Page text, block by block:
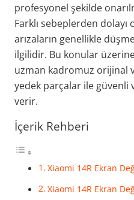
profesyonel şekilde
Farklı sebeplerden dolayı
arızaların genellikle
ilgilidir. Bu konular
uzman kadromuz orijinal
yedek parçalar ile
verir.
İçerik Rehberi
Xiaomi 14R Ekran
Xiaomi 14R Ekran